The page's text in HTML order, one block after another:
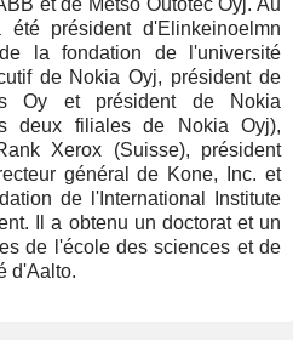
et de Metso Outotec Oyj. Au
président d'Elinkeinoelmn
la fondation de l'université
de Nokia Oyj, président de
Oy et président de Nokia
deux filiales de Nokia Oyj),
Xerox (Suisse), président
général de Kone, Inc. et
de l'International Institute
Il a obtenu un doctorat et un
de l'école des sciences et de
d'Aalto.